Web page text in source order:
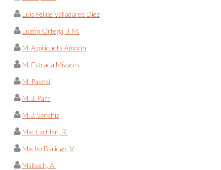
Luis Felipe Valladares Díez
Luzón Ortega, J. M.
M. Azpilicueta Amorín
M. Estrada Miyares
M. Pavesi
M. J. Parr
M. J. Sanchiz
Mac Lachlan, R.
Macho Bariego, V.
Maibach, A.